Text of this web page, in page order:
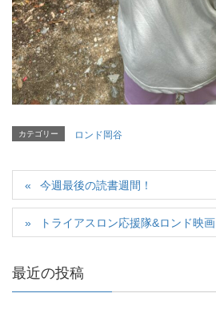
カテゴリー ロンド岡谷
今週最後の読書週間！
トライアスロン応援隊&ロンド映画
最近の投稿